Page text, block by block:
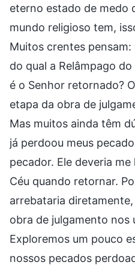
eterno estado de medo
mundo religioso tem,
Muitos crentes
do qual a Relâmpago
é o Senhor retornado?
etapa da obra de
Mas muitos ainda têm
já perdoou meus
pecador. Ele deveria
Céu quando retornar.
arrebataria
obra de julgamento nos
Exploremos um pouco
nossos pecados